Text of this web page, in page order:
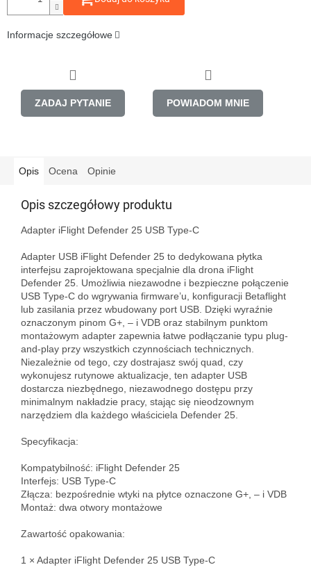
Informacje szczegółowe
ZADAJ PYTANIE POWIADOM MNIE
Opis Ocena Opinie
Opis szczegółowy produktu
Adapter iFlight Defender 25 USB Type-C
Adapter USB iFlight Defender 25 to dedykowana płytka
interfejsu zaprojektowana specjalnie dla drona iFlight
Defender 25. Umożliwia niezawodne i bezpieczne połączenie
USB Type-C do wgrywania firmware’u, konfiguracji Betaflight
lub zasilania przez wbudowany port USB. Dzięki wyraźnie
oznaczonym pinom G+, – i VDB oraz stabilnym punktom
montażowym adapter zapewnia łatwe podłączanie typu plug-
and-play przy wszystkich czynnościach technicznych.
Niezależnie od tego, czy dostrajasz swój quad, czy
wykonujesz rutynowe aktualizacje, ten adapter USB
dostarcza niezbędnego, niezawodnego dostępu przy
minimalnym nakładzie pracy, stając się nieodzownym
narzędziem dla każdego właściciela Defender 25.
Specyfikacja:
Kompatybilność: iFlight Defender 25
Interfejs: USB Type-C
Złącza: bezpośrednie wtyki na płytce oznaczone G+, – i VDB
Montaż: dwa otwory montażowe
Zawartość opakowania:
1 × Adapter iFlight Defender 25 USB Type-C